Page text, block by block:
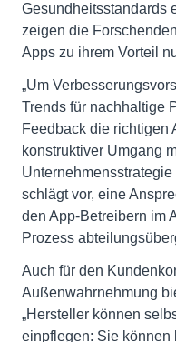
Gesundheitsstandards
zeigen die
Apps zu ihrem Vorteil
„Um
Trends für nachhaltige
Feedback die richtigen
konstruktiver Umgang
schlägt vor, eine
den App-Betreibern im
Prozess
Auch für den
Außenwahrnehmung
„Hersteller können
einpflegen: Sie können